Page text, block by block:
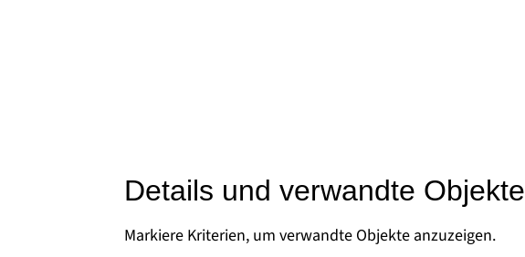
Details und verwandte Objekte
Markiere Kriterien, um verwandte Objekte anzuzeigen.